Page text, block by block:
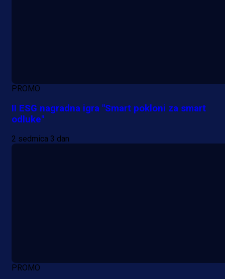
PROMO
II ESG nagradna igra "Smart pokloni za smart
odluke"
2 sedmica 3 dan
PROMO